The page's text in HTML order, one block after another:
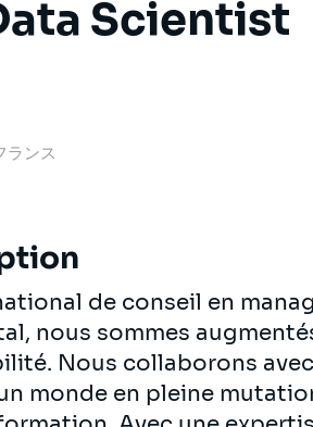
Scientist
ンス
de conseil en
nous sommes
Nous collaborons
monde en pleine